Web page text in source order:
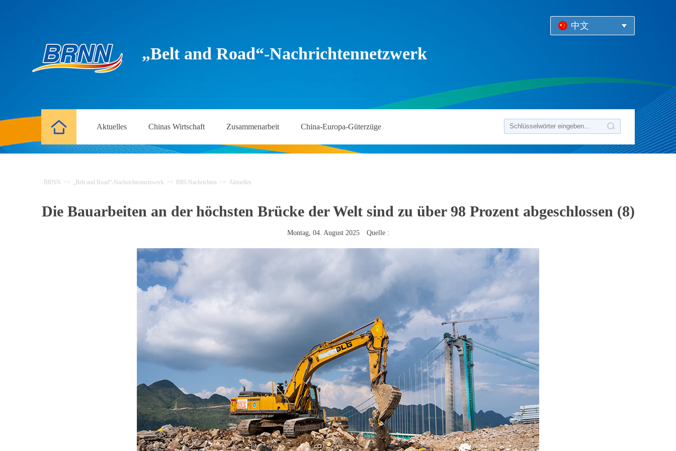
中文
„Belt and Road“-Nachrichtennetzwerk
Aktuelles Chinas Wirtschaft Zusammenarbeit China-Europa-Güterzüge
BRNN >> „Belt and Road“-Nachrichtennetzwerk >> BRI-Nachrichten >> Aktuelles
Die Bauarbeiten an der höchsten Brücke der Welt sind zu über 98 Prozent abgeschlossen (8)
Montag, 04. August 2025 Quelle :